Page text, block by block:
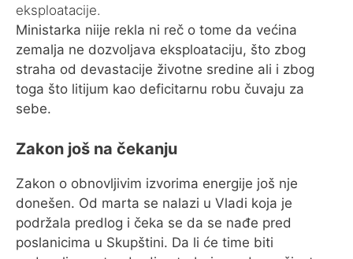
eksploatacije.
Ministarka niije rekla ni reč o tome da većina
zemalja ne dozvoljava eksploataciju, što zbog
straha od devastacije životne sredine ali i zbog
toga što litijum kao deficitarnu robu čuvaju za
sebe.
Zakon još na čekanju
Zakon o obnovljivim izvorima energije još nje
donešen. Od marta se nalazi u Vladi koja je
podržala predlog i čeka se da se nađe pred
poslanicima u Skupštini. Da li će time biti